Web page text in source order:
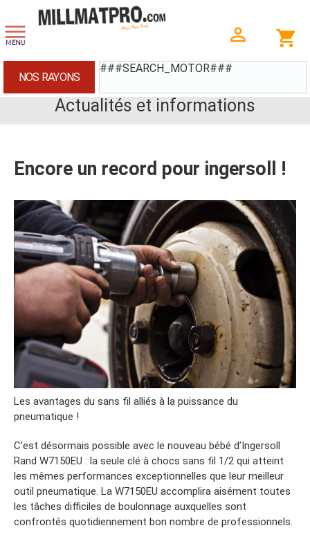
###SEARCH_MOTOR###
NOS RAYONS
Actualités et informations
Encore un record pour ingersoll !
Les avantages du sans fil alliés à la puissance du
pneumatique !
C’est désormais possible avec le nouveau bébé d’Ingersoll
Rand W7150EU : la seule clé à chocs sans fil 1/2 qui atteint
les mêmes performances exceptionnelles que leur meilleur
outil pneumatique. La W7150EU accomplira aisément toutes
les tâches difficiles de boulonnage auxquelles sont
confrontés quotidiennement bon nombre de professionnels.